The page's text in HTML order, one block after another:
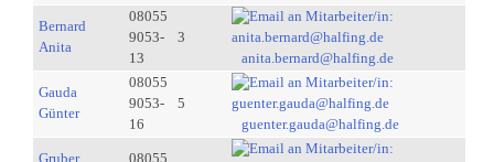
Bernard
Anita
08055
9053-
13
3
anita.bernard@halfing.de
Gauda
Günter
08055
9053-
16
5
guenter.gauda@halfing.de
Gruber
08055